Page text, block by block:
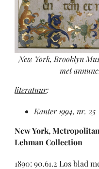
New York, Brooklyn
met
literatuur:
Kanter 1994, nr. 25
New York,
Lehman Collection
1890: 90.61.2 Los blad